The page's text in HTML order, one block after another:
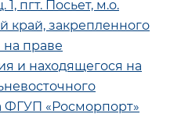
пгт. Посьет, м.о.
край, закрепленного
праве
и находящегося на
ФГУП «Росморпорт»